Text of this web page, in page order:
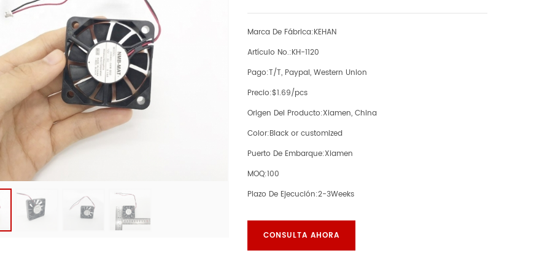
Marca De Fábrica:KEHAN
Artículo No.:KH-1120
Pago:T/T, Paypal, Western Union
Precio:$1.69/pcs
Origen Del Producto:Xiamen, China
Color:Black or customized
Puerto De Embarque:Xiamen
MOQ:100
Plazo De Ejecución:2-3Weeks
CONSULTA AHORA